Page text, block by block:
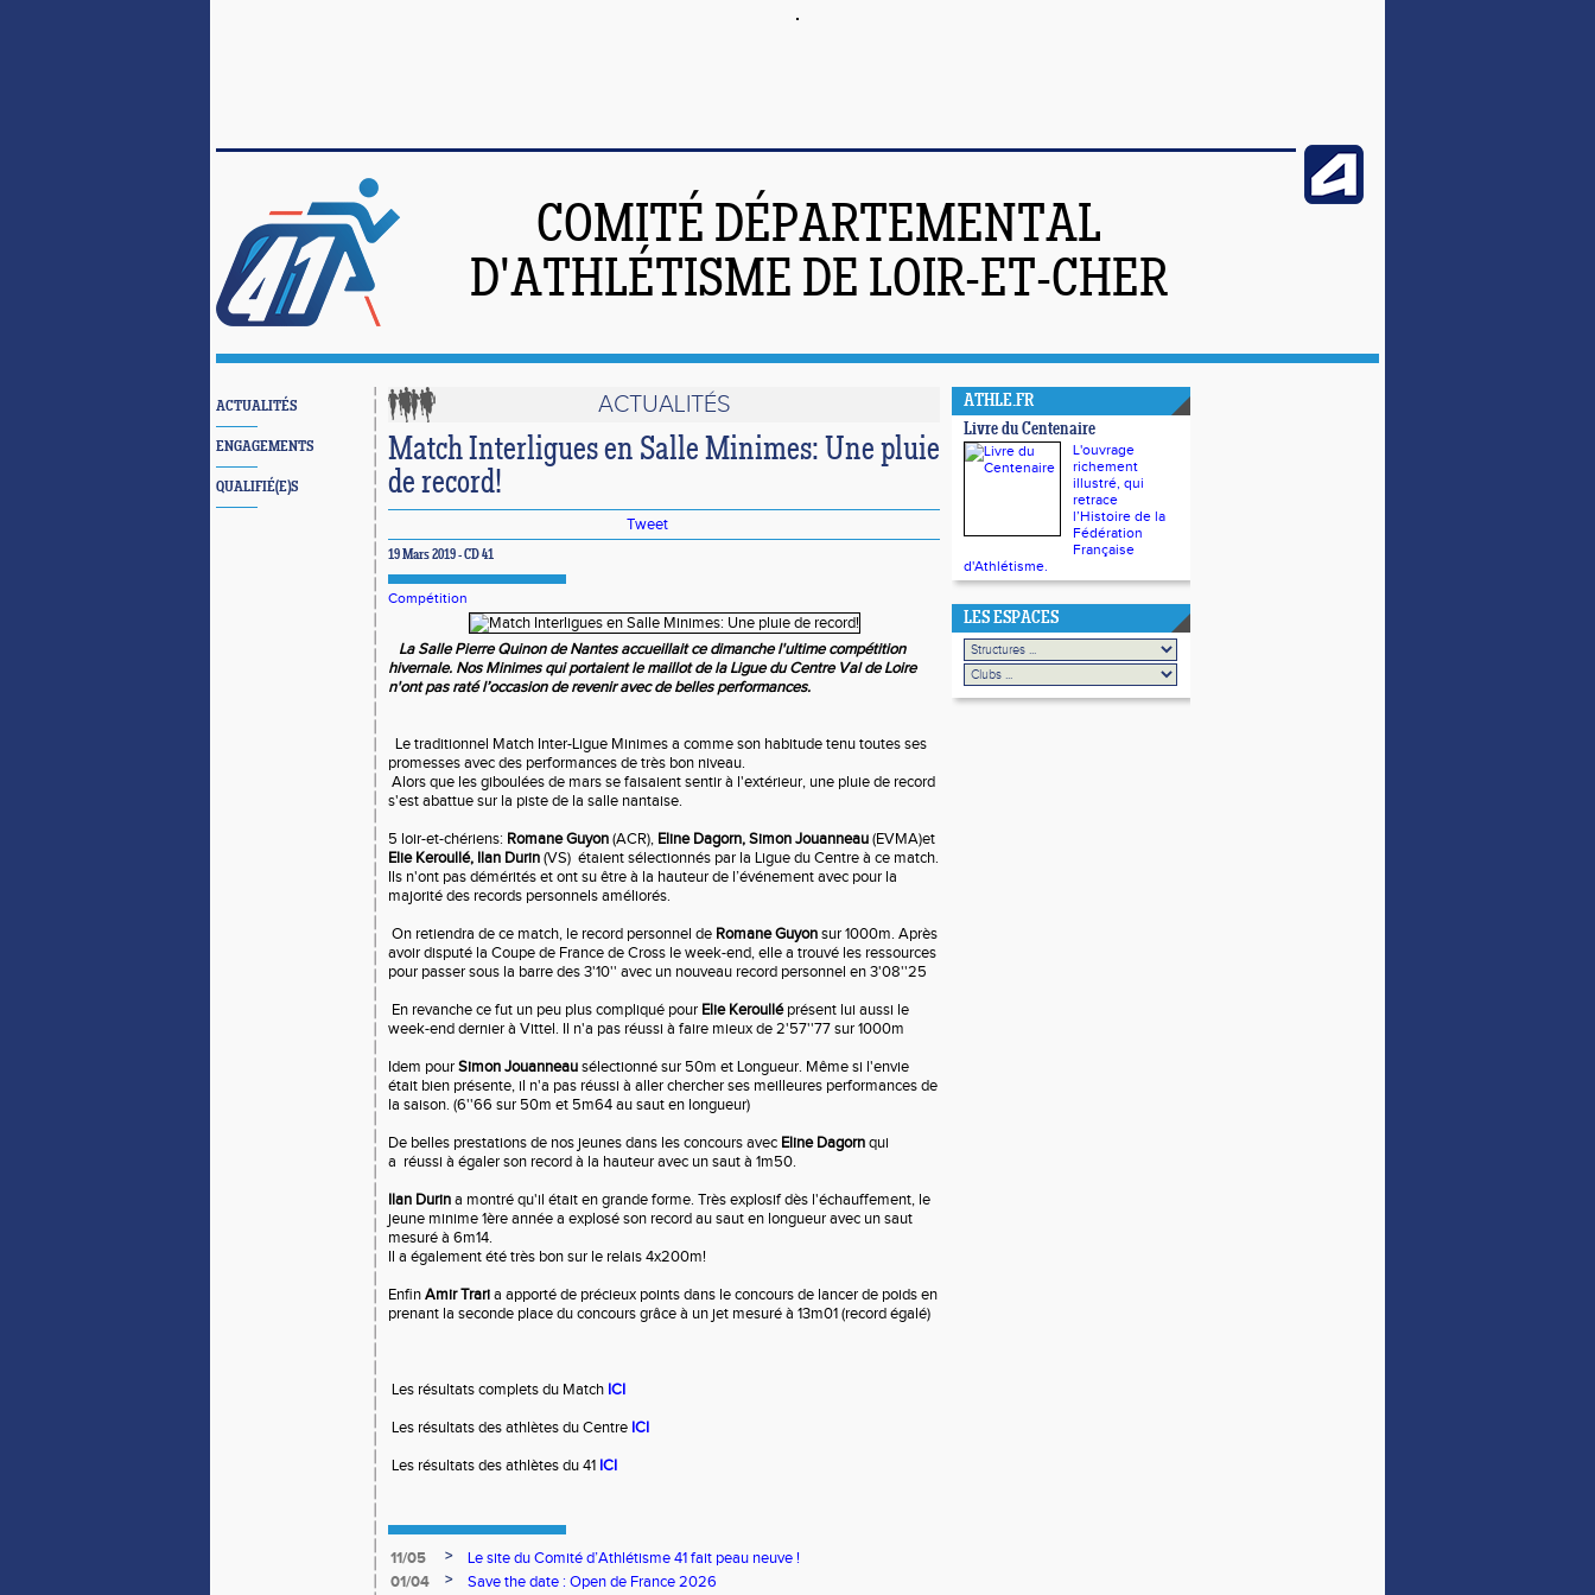
COMITÉ DÉPARTEMENTAL
D'ATHLÉTISME DE LOIR-ET-CHER
ACTUALITÉS
ENGAGEMENTS
QUALIFIÉ(E)S
ACTUALITÉS
Match Interligues en Salle Minimes: Une pluie
de record!
Tweet
19 Mars 2019 - CD 41
Compétition
La Salle Pierre Quinon de Nantes accueillait ce dimanche l'ultime compétition
hivernale. Nos Minimes qui portaient le maillot de la Ligue du Centre Val de Loire
n'ont pas raté l’occasion de revenir avec de belles performances.
Le traditionnel Match Inter-Ligue Minimes a comme son habitude tenu toutes ses
promesses avec des performances de très bon niveau.
Alors que les giboulées de mars se faisaient sentir à l'extérieur, une pluie de record
s'est abattue sur la piste de la salle nantaise.
5 loir-et-chériens: Romane Guyon(ACR), Eline Dagorn,Simon Jouanneau(EVMA)et
Elie Keroullé, Ilan Durin(VS) étaient sélectionnés par la Ligue du Centre à ce match.
Ils n'ont pas démérités et ont su être à la hauteur de l’événement avec pour la
majorité des records personnels améliorés.
On retiendra de ce match, le record personnel de Romane Guyonsur 1000m. Après
avoir disputé la Coupe de France de Cross le week-end, elle a trouvé les ressources
pour passer sous la barre des 3'10'' avec un nouveau record personnel en 3'08''25
En revanche ce fut un peu plus compliqué pour Elie Keroulléprésent lui aussi le
week-end dernier à Vittel. Il n'a pas réussi à faire mieux de 2'57''77 sur 1000m
Idem pourSimon Jouanneausélectionné sur 50m et Longueur. Même si l'envie
était bien présente, il n'a pas réussi à aller chercher ses meilleures performances de
la saison. (6''66 sur 50m et 5m64 au saut en longueur)
De belles prestations de nos jeunes dans les concours avec Eline Dagornqui
a réussi à égaler son record à la hauteur avec un saut à 1m50.
Ilan Durina montré qu'il était en grande forme. Très explosif dès l'échauffement, le
jeune minime 1ère année a explosé son record au saut en longueur avec un saut
mesuré à 6m14.
Il a également été très bon sur le relais 4x200m!
EnfinAmir Traria apporté de précieux points dans le concours de lancer de poids en
prenant la seconde place du concours grâce à un jet mesuré à 13m01 (record égalé)
Les résultats complets du Match ICI
Les résultats des athlètes du Centre ICI
Les résultats des athlètes du 41 ICI
11/05 >
Le site du Comité d’Athlétisme 41 fait peau neuve !
01/04
>
Save the date : Open de France 2026
ATHLE.FR
Livre du Centenaire
L'ouvrage
richement
illustré, qui
retrace
l’Histoire de la
Fédération
Française
d'Athlétisme.
LES ESPACES